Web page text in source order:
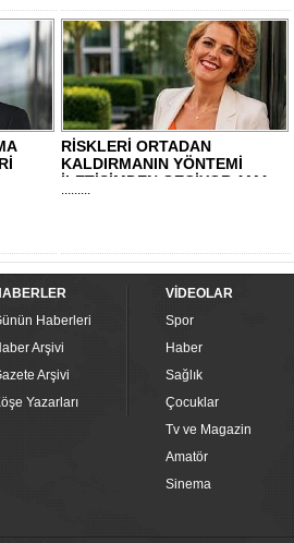
RİSKLERİ ORTADAN
KALDIRMANIN YÖNTEMİ
İLETİŞİMDEN GEÇİYOR AMA..
.........
Haberleri
Arşivi
Arşivi
Yazarları
VİDEOLAR
Spor
Haber
Sağlık
Çocuklar
Tv ve Magazin
Amatör
Sinema